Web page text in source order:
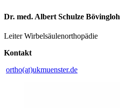
Dr. med. Albert Schulze Bövingloh
Leiter Wirbelsäulenorthopädie
Kontakt
ortho(at)ukmuenster.de